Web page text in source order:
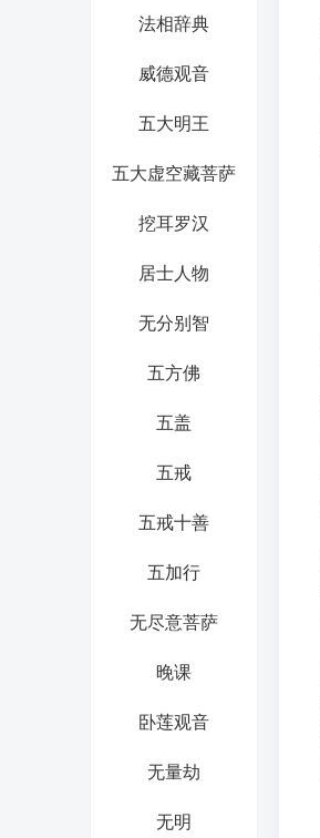
法相辞典
威德观音
五大明王
五大虚空藏菩萨
挖耳罗汉
居士人物
无分别智
五方佛
五盖
五戒
五戒十善
五加行
无尽意菩萨
晚课
卧莲观音
无量劫
无明